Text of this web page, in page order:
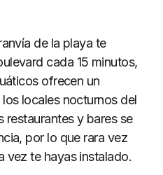
de la playa te
cada 15 minutos,
ofrecen un
locales nocturnos del
restaurantes y bares se
por lo que rara vez
vez te hayas instalado.